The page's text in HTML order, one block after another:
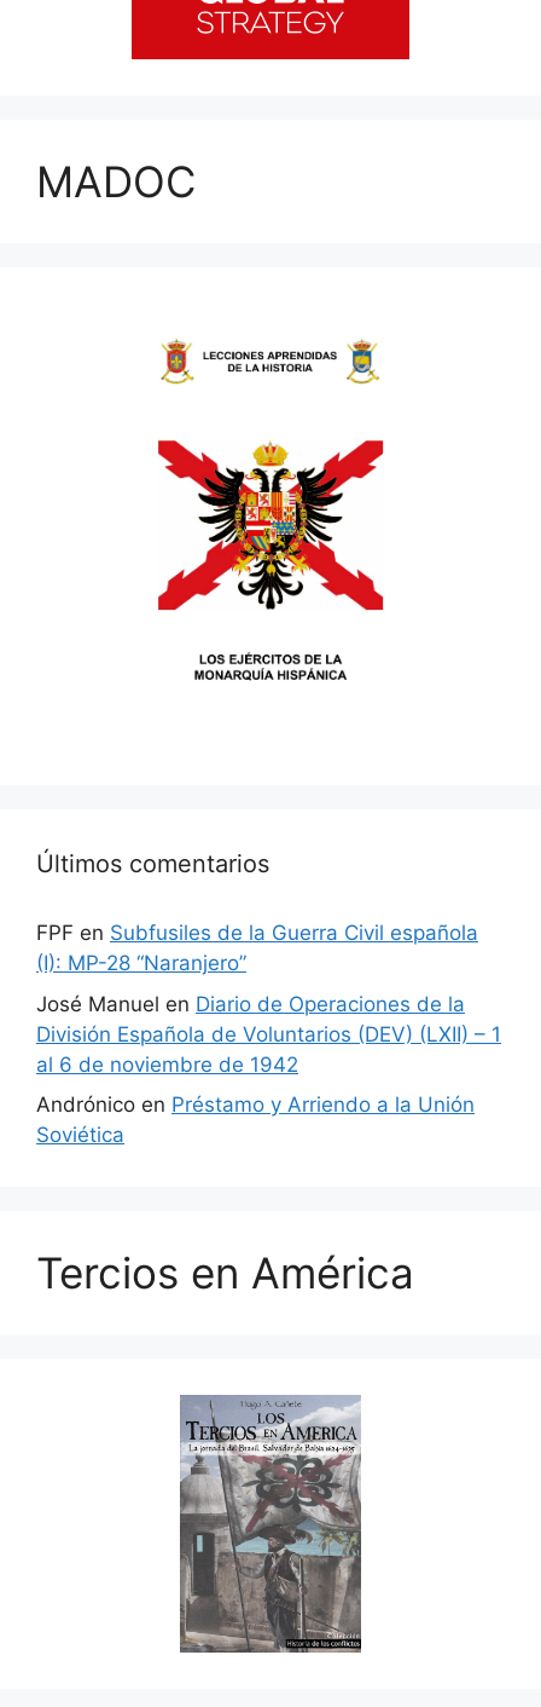
MADOC
Últimos comentarios
FPF en Subfusiles de la Guerra Civil española
(I): MP-28 “Naranjero”
José Manuel en Diario de Operaciones de la
División Española de Voluntarios (DEV) (LXII) – 1
al 6 de noviembre de 1942
Andrónico en Préstamo y Arriendo a la Unión
Soviética
Tercios en América